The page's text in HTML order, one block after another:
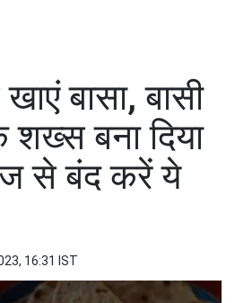
बासा, बासी
बना दिया
से बंद करें ये
16:31 IST